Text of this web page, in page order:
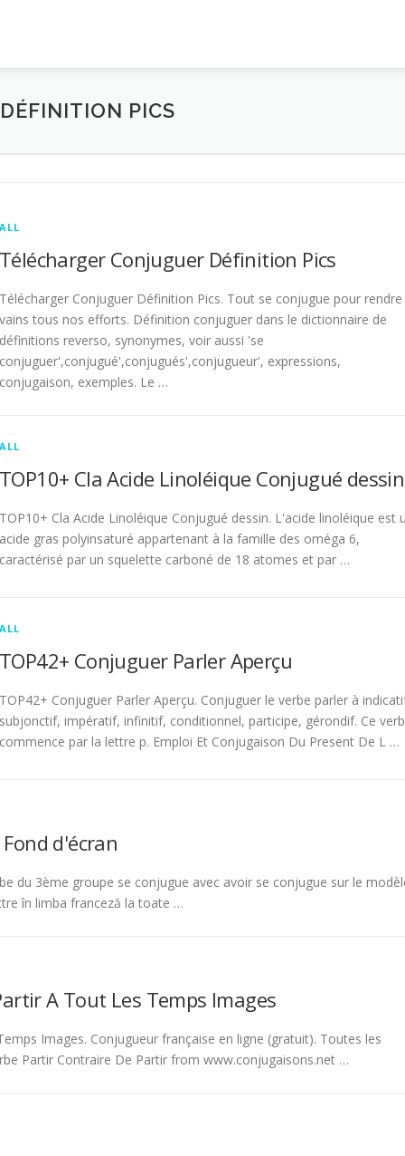
PICS
ALL
Télécharger Conjuguer Définition Pics
Télécharger Conjuguer Définition Pics. Tout se conjugue pour rendre
vains tous nos efforts. Définition conjuguer dans le dictionnaire de
définitions reverso, synonymes, voir aussi 'se
conjuguer',conjugué',conjugués',conjugueur', expressions,
conjugaison, exemples. Le …
ALL
TOP10+ Cla Acide Linoléique Conjugué dessin
TOP10+ Cla Acide Linoléique Conjugué dessin. L'acide linoléique est
acide gras polyinsaturé appartenant à la famille des oméga 6,
caractérisé par un squelette carboné de 18 atomes et par …
ALL
TOP42+ Conjuguer Parler Aperçu
TOP42+ Conjuguer Parler Aperçu. Conjuguer le verbe parler à
subjonctif, impératif, infinitif, conditionnel, participe, gérondif. Ce
commence par la lettre p. Emploi Et Conjugaison Du Present De L …
d'écran
du 3ème groupe se conjugue avec avoir se conjugue sur le
în limba franceză la toate …
A Tout Les Temps Images
Images. Conjugueur française en ligne (gratuit). Toutes les
Partir Contraire De Partir from www.conjugaisons.net …